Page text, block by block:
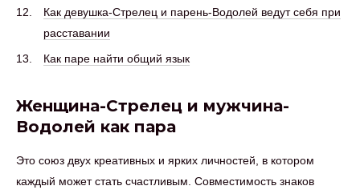
Как девушка-Стрелец и парень-Водолей ведут себя при
расставании
Как паре найти общий язык
Женщина-Стрелец и мужчина-
Водолей как пара
Это союз двух креативных и ярких личностей, в котором
каждый может стать счастливым. Совместимость знаков